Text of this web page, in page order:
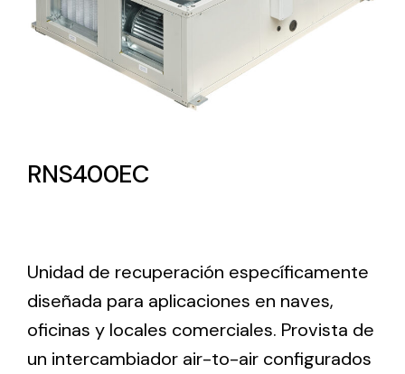
Lighting and Electrical
Equipment
Complete solutions in lighting and electrical
Ventilación
Amplia gama de ventiladores y equipos de
ventilación industriales
RNS400EC
Unidad de recuperación específicamente
diseñada para aplicaciones en naves,
oficinas y locales comerciales. Provista de
un intercambiador air-to-air configurados